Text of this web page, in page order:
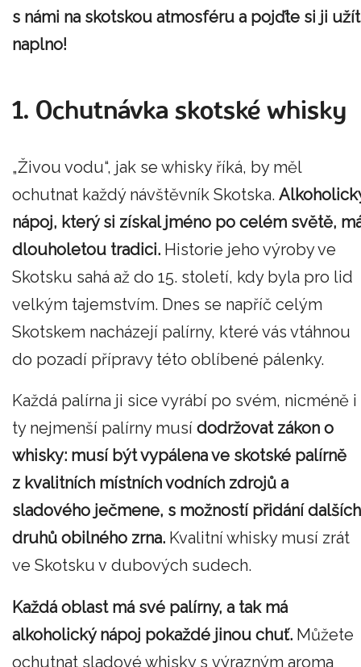
s námi na skotskou atmosféru a pojďte si ji užít
naplno!
1. Ochutnávka skotské whisky
„Živou vodu“, jak se whisky říká, by měl
ochutnat každý návštěvník Skotska.
nápoj, který si získal jméno po celém světě,
dlouholetou tradici. Historie jeho výroby ve
Skotsku sahá až do 15. století, kdy byla pro lid
velkým tajemstvím. Dnes se napříč celým
Skotskem nacházejí palírny, které vás vtáhnou
do pozadí přípravy této oblíbené pálenky.
Každá palírna ji sice vyrábí po svém, nicméně i
ty nejmenší palírny musí dodržovat zákon o
whisky: musí být vypálena ve skotské palírně
z kvalitních místních vodních zdrojů a
sladového ječmene, s možností přidání dalších
druhů obilného zrna. Kvalitní whisky musí zrát
ve Skotsku v dubových sudech.
Každá oblast má své palírny, a tak má
alkoholický nápoj pokaždé jinou chuť. Můžete
ochutnat sladové whisky s výrazným aroma